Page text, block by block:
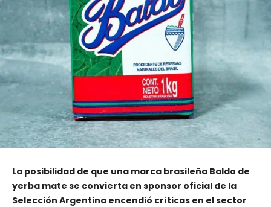
La posibilidad de que una marca brasileña Baldo de
yerba mate se convierta en sponsor oficial de la
Selección Argentina encendió críticas en el sector